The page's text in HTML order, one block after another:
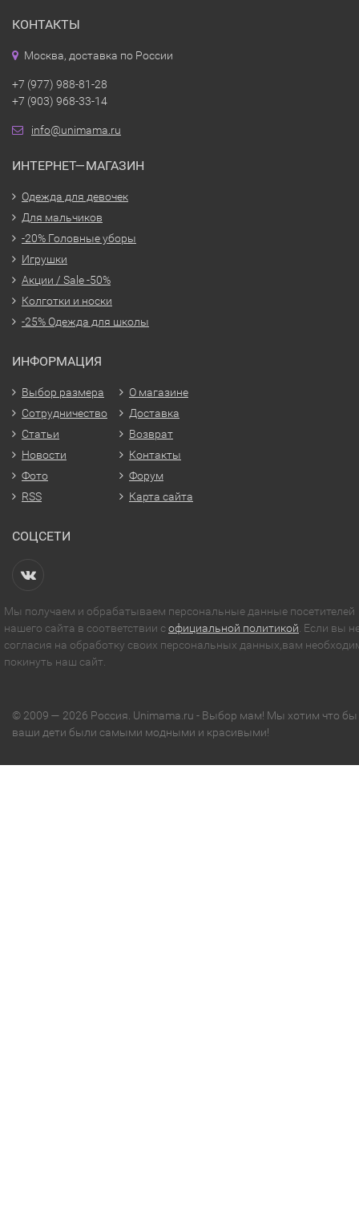
КОНТАКТЫ
Москва, доставка по России
+7 (977) 988-81-28
+7 (903) 968-33-14
info@unimama.ru
ИНТЕРНЕТ—МАГАЗИН
Одежда для девочек
Для мальчиков
-20% Головные уборы
Игрушки
Акции / Sale -50%
Колготки и носки
-25% Одежда для школы
ИНФОРМАЦИЯ
Выбор размера
Сотрудничество
Статьи
Новости
Фото
RSS
О магазине
Доставка
Возврат
Контакты
Форум
Карта сайта
СОЦСЕТИ
Мы получаем и обрабатываем персональные данные посетителей
нашего сайта в соответствии софициальной политикой . Если вы
согласия на обработку своих персональных данных,вам
покинуть наш сайт.
© 2009 — 2026 Россия. Unimama.ru - Выбор мам! Мы хотим что бы
ваши дети были самыми модными и красивыми!